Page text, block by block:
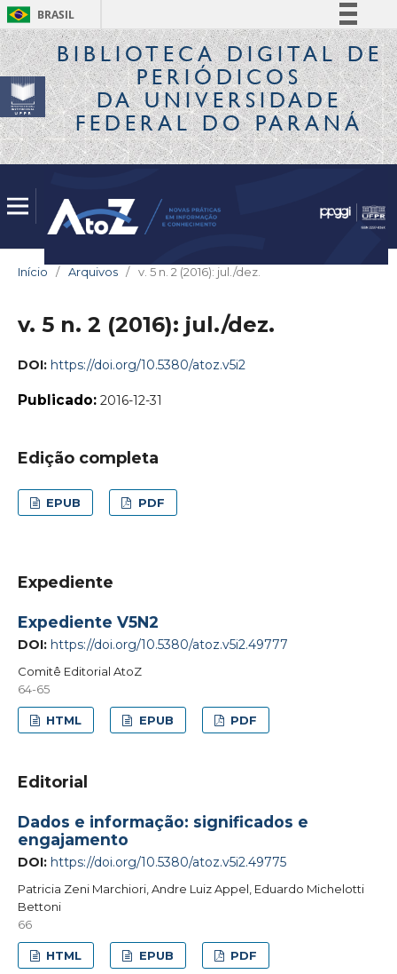
BRASIL
Simplifique!
Comunica BR
Participe
Acesso à informação
Legislação
BIBLIOTECA DIGITALDE
PERIÓDICOS
DA UNIVERSIDADE
FEDERAL DO PARANÁ
Início / Arquivos / v. 5 n. 2 (2016): jul./dez.
v. 5 n. 2 (2016): jul./dez.
DOI: https://doi.org/10.5380/atoz.v5i2
Publicado: 2016-12-31
Edição completa
EPUB PDF
Expediente
Expediente V5N2
DOI: https://doi.org/10.5380/atoz.v5i2.49777
Comitê Editorial AtoZ
64-65
HTML EPUB PDF
Editorial
Dados e informação: significados e
engajamento
DOI: https://doi.org/10.5380/atoz.v5i2.49775
Patricia Zeni Marchiori, Andre Luiz Appel, Eduardo Michelotti
Bettoni
66
HTML EPUB PDF